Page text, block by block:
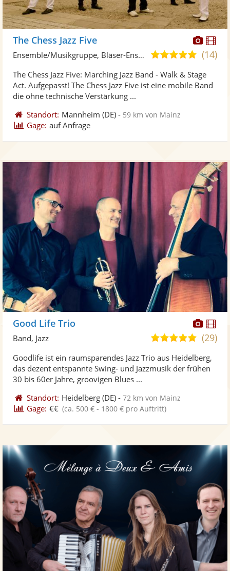
Fotos
The Chess Jazz Five
5,0
5
(14)
Ensemble/Musikgruppe, Bläser-Ensemble
The Chess Jazz Five: Marching Jazz Band - Walk & Stage
Act. Aufgepasst! The Chess Jazz Five ist eine mobile Band
die ohne technische Verstärkung ...
Standort: Mannheim (DE) - 59 km von Mainz
Gage: auf Anfrage
Fotos
Good Life Trio
5,0
5
(29)
Band, Jazz
Goodlife ist ein raumsparendes Jazz Trio aus Heidelberg,
das dezent entspannte Swing- und Jazzmusik der frühen
30 bis 60er Jahre, groovigen Blues ...
Standort: Heidelberg (DE) -72 km von Mainz
Gage: €€ (ca. 500 € - 1800 € pro Auftritt)